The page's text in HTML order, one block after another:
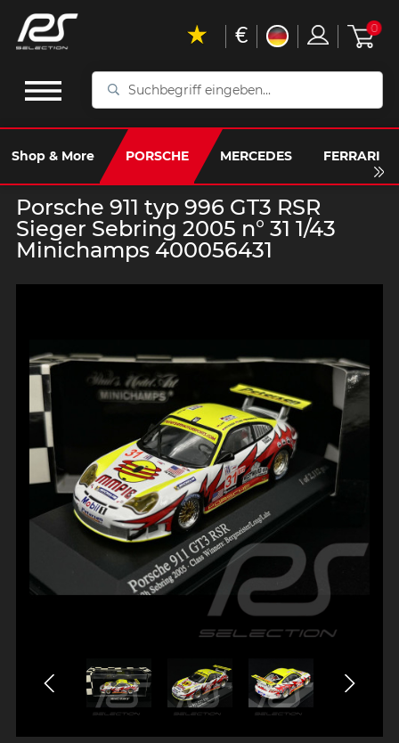
Suchbegriff
Shop & More PORSCHE MERCEDES FERRARI
€ 0
Porsche 911 typ 996 GT3 RSR
Sieger Sebring 2005 n° 31 1/43
Minichamps 400056431